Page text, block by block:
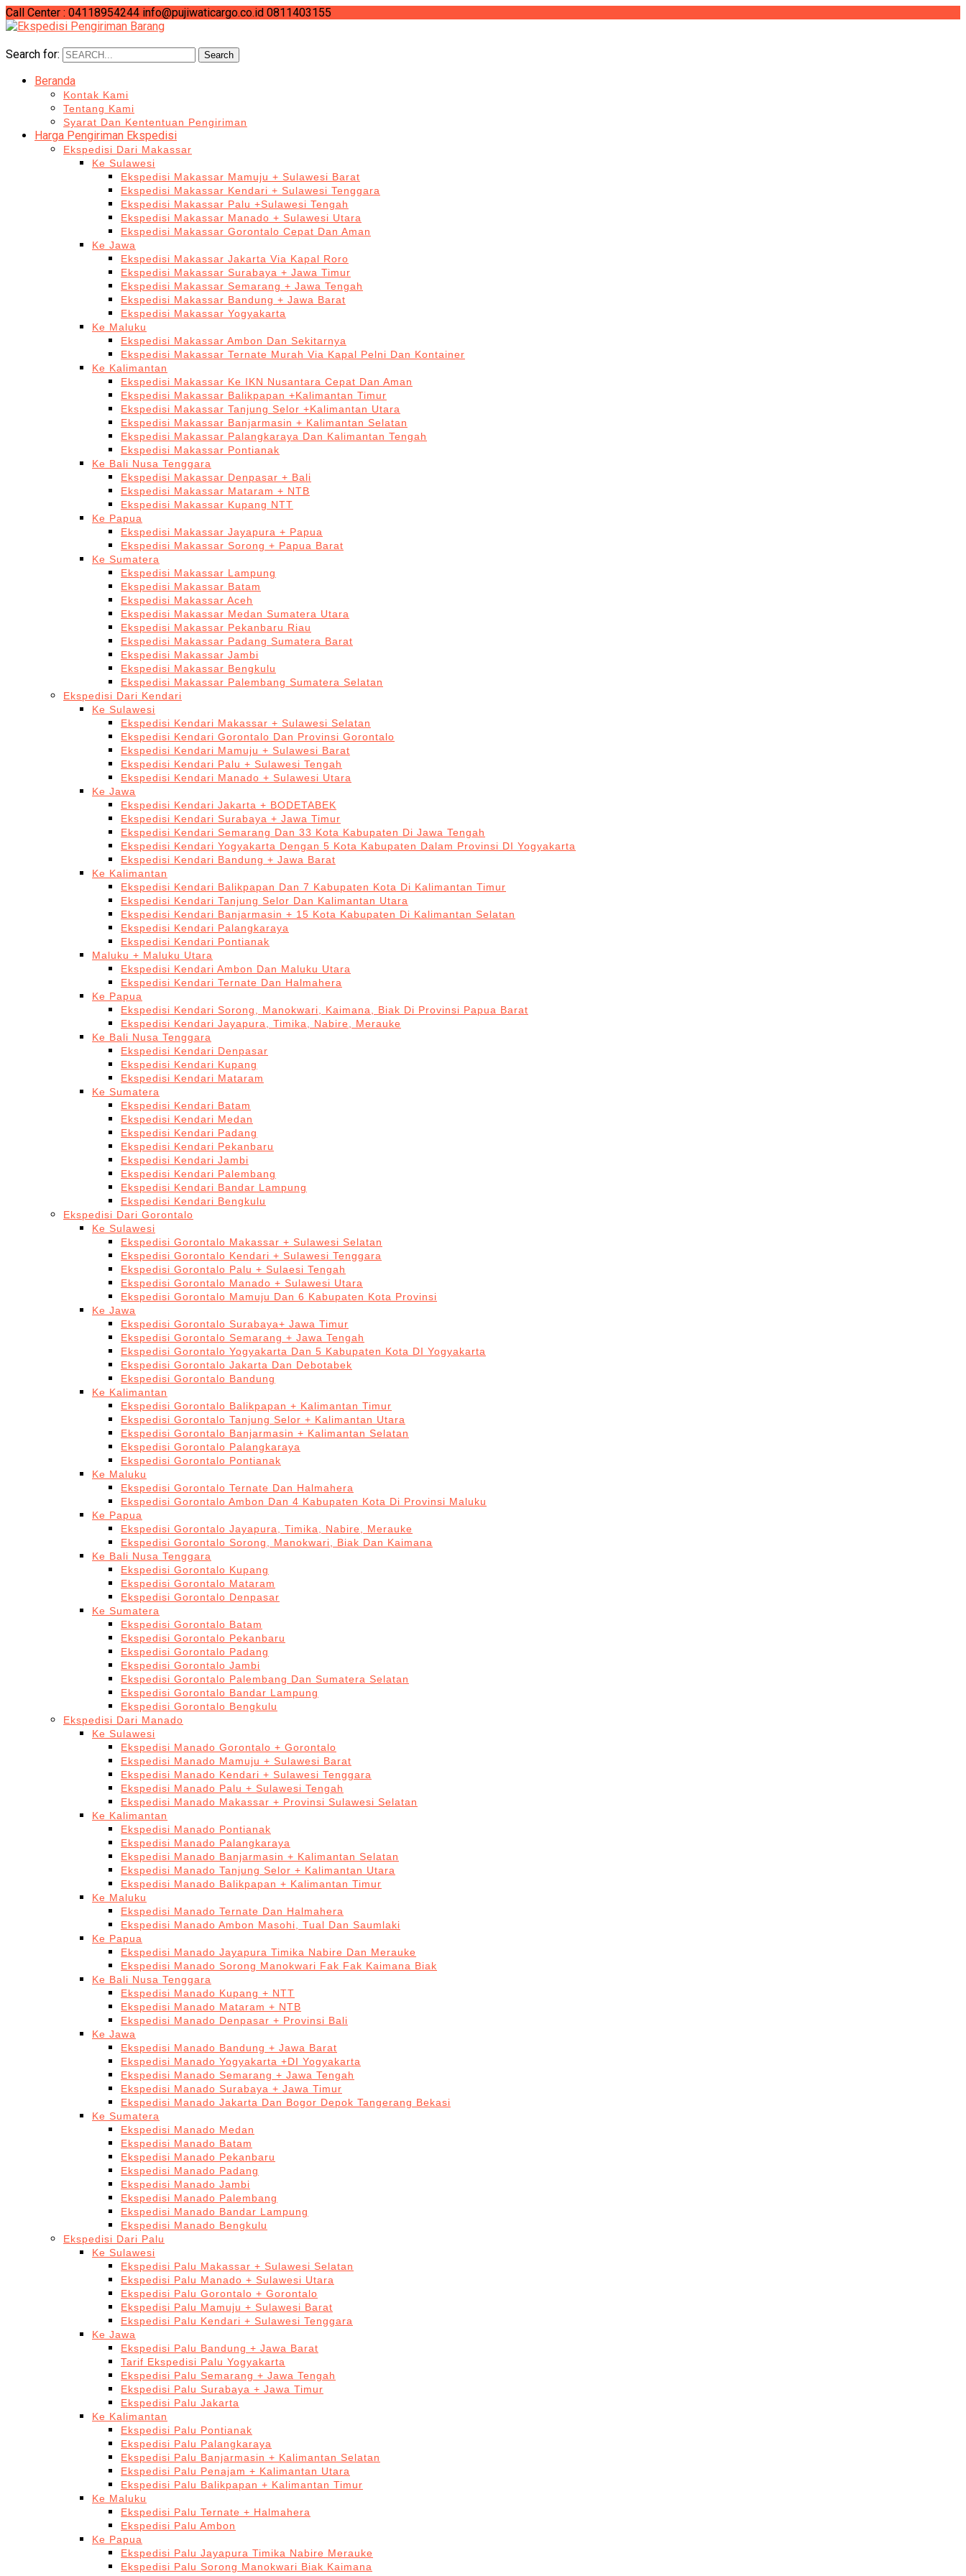
Call Center : 04118954244 info@pujiwaticargo.co.id 0811403155
Search for: Search
Beranda
Kontak Kami
Tentang Kami
Syarat Dan Kententuan Pengiriman
Harga Pengiriman Ekspedisi
Ekspedisi Dari Makassar
Ke Sulawesi
Ekspedisi Makassar Mamuju + Sulawesi Barat
Ekspedisi Makassar Kendari + Sulawesi Tenggara
Ekspedisi Makassar Palu +Sulawesi Tengah
Ekspedisi Makassar Manado + Sulawesi Utara
Ekspedisi Makassar Gorontalo Cepat Dan Aman
Ke Jawa
Ekspedisi Makassar Jakarta Via Kapal Roro
Ekspedisi Makassar Surabaya + Jawa Timur
Ekspedisi Makassar Semarang + Jawa Tengah
Ekspedisi Makassar Bandung + Jawa Barat
Ekspedisi Makassar Yogyakarta
Ke Maluku
Ekspedisi Makassar Ambon Dan Sekitarnya
Ekspedisi Makassar Ternate Murah Via Kapal Pelni Dan Kontainer
Ke Kalimantan
Ekspedisi Makassar Ke IKN Nusantara Cepat Dan Aman
Ekspedisi Makassar Balikpapan +Kalimantan Timur
Ekspedisi Makassar Tanjung Selor +Kalimantan Utara
Ekspedisi Makassar Banjarmasin + Kalimantan Selatan
Ekspedisi Makassar Palangkaraya Dan Kalimantan Tengah
Ekspedisi Makassar Pontianak
Ke Bali Nusa Tenggara
Ekspedisi Makassar Denpasar + Bali
Ekspedisi Makassar Mataram + NTB
Ekspedisi Makassar Kupang NTT
Ke Papua
Ekspedisi Makassar Jayapura + Papua
Ekspedisi Makassar Sorong + Papua Barat
Ke Sumatera
Ekspedisi Makassar Lampung
Ekspedisi Makassar Batam
Ekspedisi Makassar Aceh
Ekspedisi Makassar Medan Sumatera Utara
Ekspedisi Makassar Pekanbaru Riau
Ekspedisi Makassar Padang Sumatera Barat
Ekspedisi Makassar Jambi
Ekspedisi Makassar Bengkulu
Ekspedisi Makassar Palembang Sumatera Selatan
Ekspedisi Dari Kendari
Ke Sulawesi
Ekspedisi Kendari Makassar + Sulawesi Selatan
Ekspedisi Kendari Gorontalo Dan Provinsi Gorontalo
Ekspedisi Kendari Mamuju + Sulawesi Barat
Ekspedisi Kendari Palu + Sulawesi Tengah
Ekspedisi Kendari Manado + Sulawesi Utara
Ke Jawa
Ekspedisi Kendari Jakarta + BODETABEK
Ekspedisi Kendari Surabaya + Jawa Timur
Ekspedisi Kendari Semarang Dan 33 Kota Kabupaten Di Jawa Tengah
Ekspedisi Kendari Yogyakarta Dengan 5 Kota Kabupaten Dalam Provinsi DI Yogyakarta
Ekspedisi Kendari Bandung + Jawa Barat
Ke Kalimantan
Ekspedisi Kendari Balikpapan Dan 7 Kabupaten Kota Di Kalimantan Timur
Ekspedisi Kendari Tanjung Selor Dan Kalimantan Utara
Ekspedisi Kendari Banjarmasin + 15 Kota Kabupaten Di Kalimantan Selatan
Ekspedisi Kendari Palangkaraya
Ekspedisi Kendari Pontianak
Maluku + Maluku Utara
Ekspedisi Kendari Ambon Dan Maluku Utara
Ekspedisi Kendari Ternate Dan Halmahera
Ke Papua
Ekspedisi Kendari Sorong, Manokwari, Kaimana, Biak Di Provinsi Papua Barat
Ekspedisi Kendari Jayapura, Timika, Nabire, Merauke
Ke Bali Nusa Tenggara
Ekspedisi Kendari Denpasar
Ekspedisi Kendari Kupang
Ekspedisi Kendari Mataram
Ke Sumatera
Ekspedisi Kendari Batam
Ekspedisi Kendari Medan
Ekspedisi Kendari Padang
Ekspedisi Kendari Pekanbaru
Ekspedisi Kendari Jambi
Ekspedisi Kendari Palembang
Ekspedisi Kendari Bandar Lampung
Ekspedisi Kendari Bengkulu
Ekspedisi Dari Gorontalo
Ke Sulawesi
Ekspedisi Gorontalo Makassar + Sulawesi Selatan
Ekspedisi Gorontalo Kendari + Sulawesi Tenggara
Ekspedisi Gorontalo Palu + Sulaesi Tengah
Ekspedisi Gorontalo Manado + Sulawesi Utara
Ekspedisi Gorontalo Mamuju Dan 6 Kabupaten Kota Provinsi
Ke Jawa
Ekspedisi Gorontalo Surabaya+ Jawa Timur
Ekspedisi Gorontalo Semarang + Jawa Tengah
Ekspedisi Gorontalo Yogyakarta Dan 5 Kabupaten Kota DI Yogyakarta
Ekspedisi Gorontalo Jakarta Dan Debotabek
Ekspedisi Gorontalo Bandung
Ke Kalimantan
Ekspedisi Gorontalo Balikpapan + Kalimantan Timur
Ekspedisi Gorontalo Tanjung Selor + Kalimantan Utara
Ekspedisi Gorontalo Banjarmasin + Kalimantan Selatan
Ekspedisi Gorontalo Palangkaraya
Ekspedisi Gorontalo Pontianak
Ke Maluku
Ekspedisi Gorontalo Ternate Dan Halmahera
Ekspedisi Gorontalo Ambon Dan 4 Kabupaten Kota Di Provinsi Maluku
Ke Papua
Ekspedisi Gorontalo Jayapura, Timika, Nabire, Merauke
Ekspedisi Gorontalo Sorong, Manokwari, Biak Dan Kaimana
Ke Bali Nusa Tenggara
Ekspedisi Gorontalo Kupang
Ekspedisi Gorontalo Mataram
Ekspedisi Gorontalo Denpasar
Ke Sumatera
Ekspedisi Gorontalo Batam
Ekspedisi Gorontalo Pekanbaru
Ekspedisi Gorontalo Padang
Ekspedisi Gorontalo Jambi
Ekspedisi Gorontalo Palembang Dan Sumatera Selatan
Ekspedisi Gorontalo Bandar Lampung
Ekspedisi Gorontalo Bengkulu
Ekspedisi Dari Manado
Ke Sulawesi
Ekspedisi Manado Gorontalo + Gorontalo
Ekspedisi Manado Mamuju + Sulawesi Barat
Ekspedisi Manado Kendari + Sulawesi Tenggara
Ekspedisi Manado Palu + Sulawesi Tengah
Ekspedisi Manado Makassar + Provinsi Sulawesi Selatan
Ke Kalimantan
Ekspedisi Manado Pontianak
Ekspedisi Manado Palangkaraya
Ekspedisi Manado Banjarmasin + Kalimantan Selatan
Ekspedisi Manado Tanjung Selor + Kalimantan Utara
Ekspedisi Manado Balikpapan + Kalimantan Timur
Ke Maluku
Ekspedisi Manado Ternate Dan Halmahera
Ekspedisi Manado Ambon Masohi, Tual Dan Saumlaki
Ke Papua
Ekspedisi Manado Jayapura Timika Nabire Dan Merauke
Ekspedisi Manado Sorong Manokwari Fak Fak Kaimana Biak
Ke Bali Nusa Tenggara
Ekspedisi Manado Kupang + NTT
Ekspedisi Manado Mataram + NTB
Ekspedisi Manado Denpasar + Provinsi Bali
Ke Jawa
Ekspedisi Manado Bandung + Jawa Barat
Ekspedisi Manado Yogyakarta +DI Yogyakarta
Ekspedisi Manado Semarang + Jawa Tengah
Ekspedisi Manado Surabaya + Jawa Timur
Ekspedisi Manado Jakarta Dan Bogor Depok Tangerang Bekasi
Ke Sumatera
Ekspedisi Manado Medan
Ekspedisi Manado Batam
Ekspedisi Manado Pekanbaru
Ekspedisi Manado Padang
Ekspedisi Manado Jambi
Ekspedisi Manado Palembang
Ekspedisi Manado Bandar Lampung
Ekspedisi Manado Bengkulu
Ekspedisi Dari Palu
Ke Sulawesi
Ekspedisi Palu Makassar + Sulawesi Selatan
Ekspedisi Palu Manado + Sulawesi Utara
Ekspedisi Palu Gorontalo + Gorontalo
Ekspedisi Palu Mamuju + Sulawesi Barat
Ekspedisi Palu Kendari + Sulawesi Tenggara
Ke Jawa
Ekspedisi Palu Bandung + Jawa Barat
Tarif Ekspedisi Palu Yogyakarta
Ekspedisi Palu Semarang + Jawa Tengah
Ekspedisi Palu Surabaya + Jawa Timur
Ekspedisi Palu Jakarta
Ke Kalimantan
Ekspedisi Palu Pontianak
Ekspedisi Palu Palangkaraya
Ekspedisi Palu Banjarmasin + Kalimantan Selatan
Ekspedisi Palu Penajam + Kalimantan Utara
Ekspedisi Palu Balikpapan + Kalimantan Timur
Ke Maluku
Ekspedisi Palu Ternate + Halmahera
Ekspedisi Palu Ambon
Ke Papua
Ekspedisi Palu Jayapura Timika Nabire Merauke
Ekspedisi Palu Sorong Manokwari Biak Kaimana